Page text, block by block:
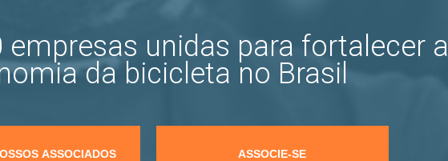
empresas unidas para fortalecer a
da bicicleta no Brasil
ASSOCIADOS ASSOCIE-SE